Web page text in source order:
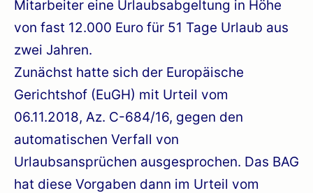
Mitarbeiter eine Urlaubsabgeltung in Höhe
von fast 12.000 Euro für 51 Tage Urlaub aus
zwei Jahren.
Zunächst hatte sich der Europäische
Gerichtshof (EuGH) mit Urteil vom
06.11.2018, Az. C-684/16, gegen den
automatischen Verfall von
Urlaubsansprüchen ausgesprochen. Das BAG
hat diese Vorgaben dann im Urteil vom